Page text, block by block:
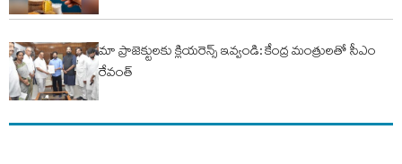
మా ప్రాజెక్టులకు క్లియరెన్స్ ఇవ్వండి: కేంద్ర మంత్రులతో సీఎం
రేవంత్